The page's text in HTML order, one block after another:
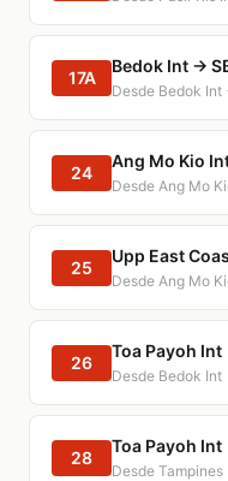
17A
Bedok Int →
Desde Bedok
24
Ang Mo Kio
Desde Ang Mo
25
Upp East
Desde Ang Mo
26
Toa Payoh Int
Desde Bedok Int
28
Toa Payoh Int
Desde Tampines